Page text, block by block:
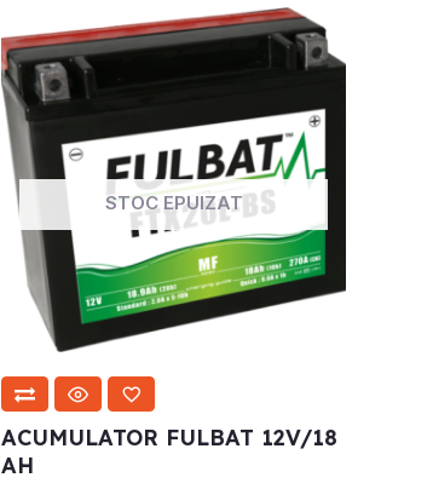
STOC EPUIZAT
ACUMULATOR FULBAT 12V/18
AH